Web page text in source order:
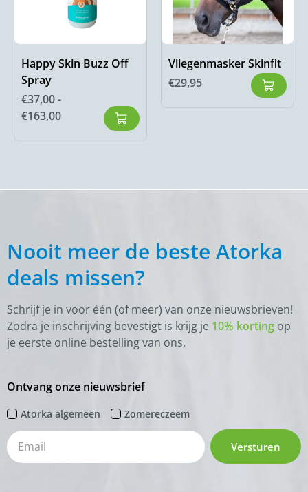
Happy Skin Buzz Off
Spray
€37,00-
€163,00
Vliegenmasker Skinfit
€29,95
Nooit meer de beste Atorka
deals missen?
Schrijf je in voor één (of meer) van onze nieuwsbrieven!
Zodra je inschrijving bevestigt is krijg je 10% korting op
je eerste online bestelling van ons.
Ontvang onze nieuwsbrief
Atorka algemeen Zomereczeem
Versturen